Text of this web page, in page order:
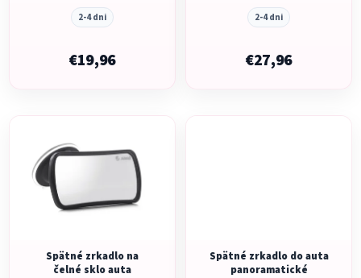
2-4 dni
€19,96
2-4 dni
€27,96
Spätné zrkadlo na
čelné sklo auta
Spätné zrkadlo do auta
panoramatické